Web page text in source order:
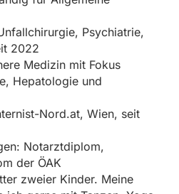
Psychiatrie,
2022
Medizin mit Fokus
Hepatologie und
Nord.at, Wien, seit
Notarztdiplom,
der ÖAK
zweier Kinder. Meine